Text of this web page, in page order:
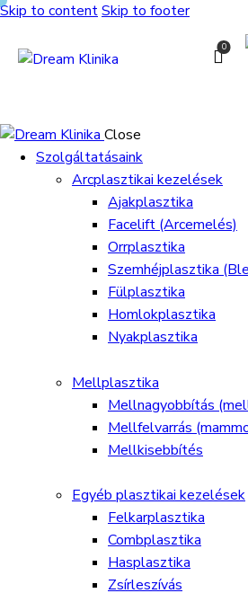
Skip to contentSkip to footer
0
Close
Szolgáltatásaink
Arcplasztikai kezelések
Ajakplasztika
Facelift (Arcemelés)
Orrplasztika
Szemhéjplasztika
Fülplasztika
Homlokplasztika
Nyakplasztika
Mellplasztika
Mellnagyobbítás
Mellfelvarrás
Mellkisebbítés
Egyéb plasztikai kezelések
Felkarplasztika
Combplasztika
Hasplasztika
Zsírleszívás